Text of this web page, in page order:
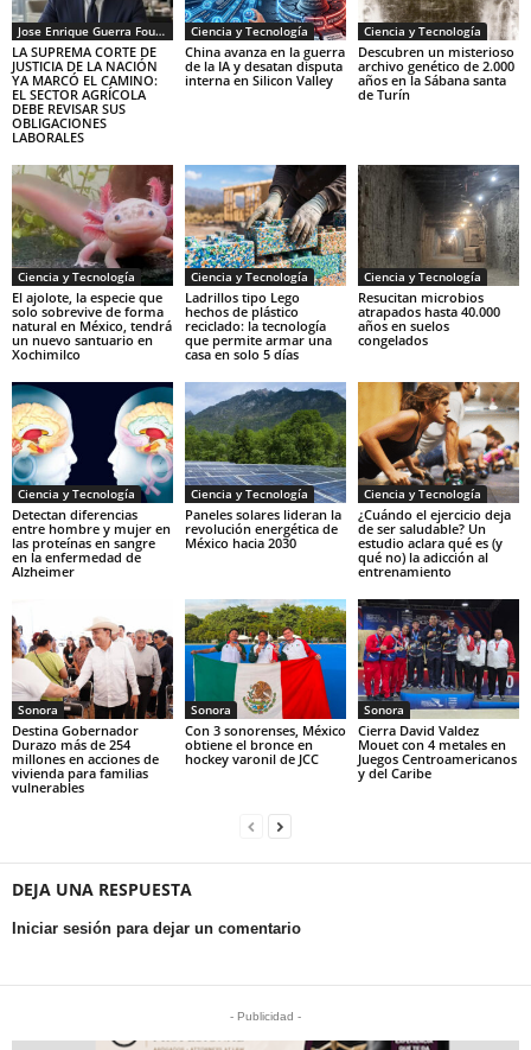
Jose Enrique Guerra Fourcade
LA SUPREMA CORTE DE
JUSTICIA DE LA NACIÓN
YA MARCÓ EL CAMINO:
EL SECTOR AGRÍCOLA
DEBE REVISAR SUS
OBLIGACIONES
LABORALES
Ciencia y Tecnología
China avanza en la guerra
de la IA y desatan disputa
interna en Silicon Valley
Ciencia y Tecnología
Descubren un misterioso
archivo genético de 2.000
años en la Sábana santa
de Turín
Ciencia y Tecnología
El ajolote, la especie que
solo sobrevive de forma
natural en México, tendrá
un nuevo santuario en
Xochimilco
Ciencia y Tecnología
Ladrillos tipo Lego
hechos de plástico
reciclado: la tecnología
que permite armar una
casa en solo 5 días
Ciencia y Tecnología
Resucitan microbios
atrapados hasta 40.000
años en suelos
congelados
Ciencia y Tecnología
Detectan diferencias
entre hombre y mujer en
las proteínas en sangre
en la enfermedad de
Alzheimer
Ciencia y Tecnología
Paneles solares lideran la
revolución energética de
México hacia 2030
Ciencia y Tecnología
¿Cuándo el ejercicio deja
de ser saludable? Un
estudio aclara qué es (y
qué no) la adicción al
entrenamiento
Sonora
Destina Gobernador
Durazo más de 254
millones en acciones de
vivienda para familias
vulnerables
Sonora
Con 3 sonorenses, México
obtiene el bronce en
hockey varonil de JCC
Sonora
Cierra David Valdez
Mouet con 4 metales en
Juegos Centroamericanos
y del Caribe
DEJA UNA RESPUESTA
Iniciar sesión para dejar un comentario
- Publicidad -